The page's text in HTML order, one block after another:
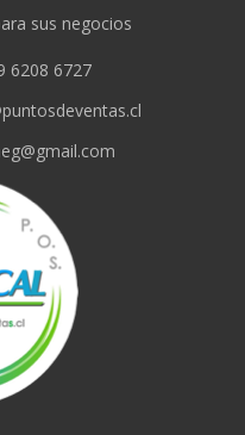
sus negocios
6208 6727